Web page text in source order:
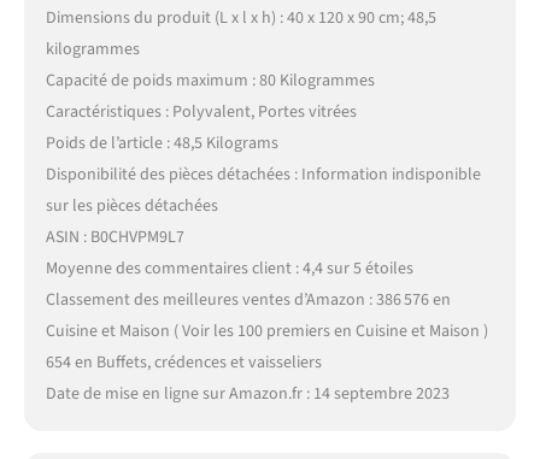
Dimensions du produit (L x l x h) : 40 x 120 x 90 cm; 48,5
kilogrammes
Capacité de poids maximum : 80 Kilogrammes
Caractéristiques : Polyvalent, Portes vitrées
Poids de l’article : 48,5 Kilograms
Disponibilité des pièces détachées : Information indisponible
sur les pièces détachées
ASIN : B0CHVPM9L7
Moyenne des commentaires client : 4,4 sur 5 étoiles
Classement des meilleures ventes d’Amazon : 386 576 en
Cuisine et Maison ( Voir les 100 premiers en Cuisine et Maison )
654 en Buffets, crédences et vaisseliers
Date de mise en ligne sur Amazon.fr : 14 septembre 2023